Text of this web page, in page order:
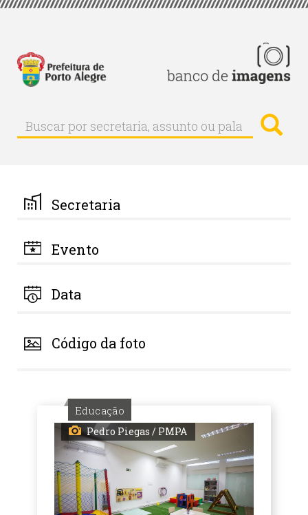
Pular
principal
Buscar
Buscar
por
palavra-
chave
Secretaria
Evento
Data
Código da foto
Educação
Pedro Piegas / PMPA